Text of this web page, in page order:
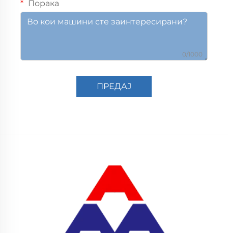
Порака
0/1000
ПРЕДАЈ